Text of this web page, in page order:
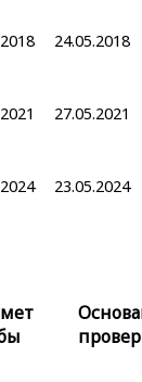
24.05.2018
27.05.2021
23.05.2024